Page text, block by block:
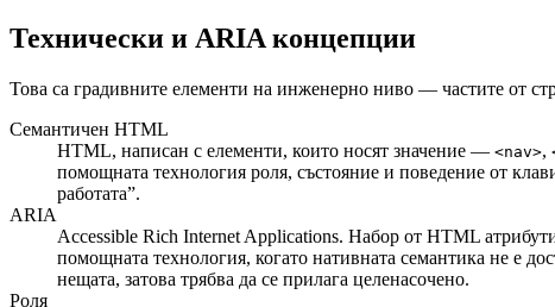
Технически и ARIA концепции
Това са градивните елементи на инженерно ниво — частите от
Семантичен HTML
HTML, написан с елементи, които носят значение — <nav>,
помощната технология роля, състояние и поведение от
работата”.
ARIA
Accessible Rich Internet Applications. Набор от HTML
помощната технология, когато нативната семантика не е
нещата, затова трябва да се прилага целенасочено.
Роля